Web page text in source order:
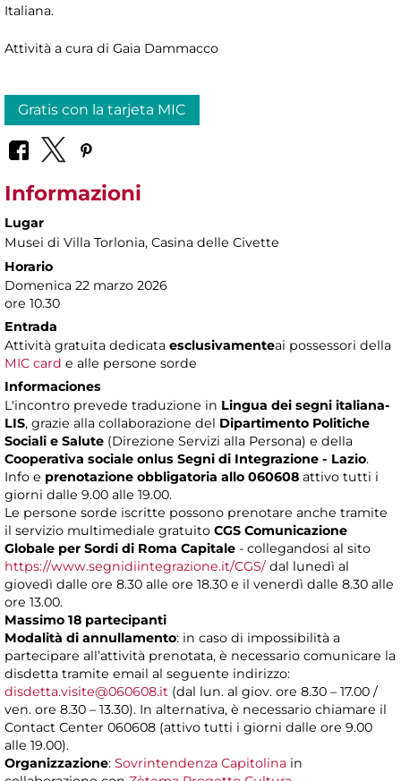
Italiana.
Attività a cura di Gaia Dammacco
Gratis con la tarjeta MIC
Informazioni
Lugar
Musei di Villa Torlonia, Casina delle Civette
Horario
Domenica 22 marzo 2026
ore 10.30
Entrada
Attività gratuita dedicata esclusivamenteai possessori della
MIC card e alle persone sorde
Informaciones
L'incontro prevede traduzione in Lingua dei segni italiana-
LIS, grazie alla collaborazione del Dipartimento Politiche
Sociali e Salute (Direzione Servizi alla Persona) e della
Cooperativa sociale onlus Segni di Integrazione - Lazio.
Info e prenotazione obbligatoria allo 060608 attivo tutti i
giorni dalle 9.00 alle 19.00.
Le persone sorde iscritte possono prenotare anche tramite
il servizio multimediale gratuito CGS Comunicazione
Globale per Sordi di Roma Capitale - collegandosi al sito
https://www.segnidiintegrazione.it/CGS/dal lunedì al
giovedì dalle ore 8.30 alle ore 18.30 e il venerdì dalle 8.30 alle
ore 13.00.
Massimo 18 partecipanti
Modalità di annullamento: in caso di impossibilità a
partecipare all’attività prenotata, è necessario comunicare la
disdetta tramite email al seguente indirizzo:
disdetta.visite@060608.it (dal lun. al giov. ore 8.30 – 17.00 /
ven. ore 8.30 – 13.30). In alternativa, è necessario chiamare il
Contact Center 060608 (attivo tutti i giorni dalle ore 9.00
alle 19.00).
Organizzazione: Sovrintendenza Capitolina in